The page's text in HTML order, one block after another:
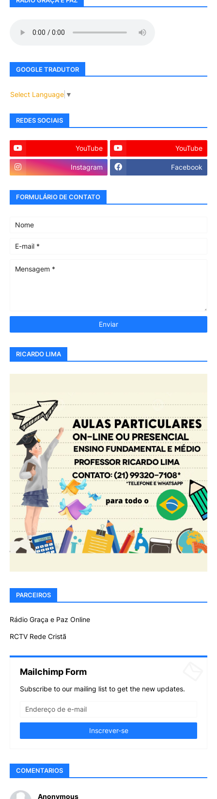
GOOGLE TRADUTOR
Select Language ▼
REDES SOCIAIS
YouTube YouTube
Instagram Facebook
FORMULÁRIO DE CONTATO
RICARDO LIMA
PARCEIROS
Rádio Graça e Paz Online
RCTV Rede Cristã
Mailchimp Form
Subscribe to our mailing list to get the new updates.
COMENTARIOS
Anonymous